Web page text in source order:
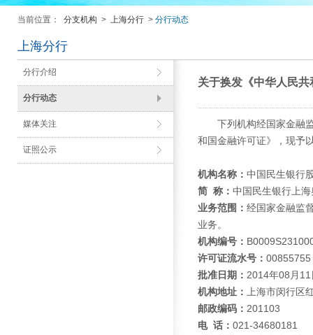
当前位置： 分支机构 > 上海分行 > 分行动态
上海分行
分行介绍
分行动态
媒体关注
证照公示
关于换发《中华人民
下列机构经国家金融监
和国金融许可证》，现予
机构名称： 中国民生银行
简 称： 中国民生银行上
业务范围： 经国家金融监
业务。
机构编号：
许可证流水号： 00855755
批准日期： 2014年08月11
机构地址：
上海市闵行区
邮政编码： 201103
电 话： 021-34680181